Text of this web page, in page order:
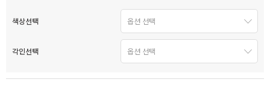
색상선택
각인선택